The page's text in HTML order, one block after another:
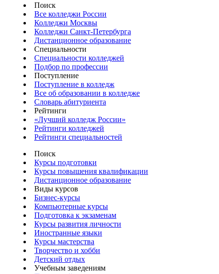
Поиск
Все колледжи России
Колледжи Москвы
Колледжи Санкт-Петербурга
Дистанционное образование
Специальности
Специальности колледжей
Подбор по профессии
Поступление
Поступление в колледж
Все об образовании в колледже
Словарь абитуриента
Рейтинги
«Лучший колледж России»
Рейтинги колледжей
Рейтинги специальностей
Поиск
Курсы подготовки
Курсы повышения квалификации
Дистанционное образование
Виды курсов
Бизнес-курсы
Компьютерные курсы
Подготовка к экзаменам
Курсы развития личности
Иностранные языки
Курсы мастерства
Творчество и хобби
Детский отдых
Учебным заведениям